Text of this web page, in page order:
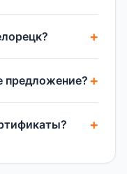
предложение?